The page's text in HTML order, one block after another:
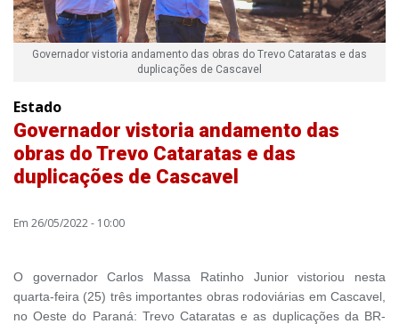
Governador vistoria andamento das obras do Trevo Cataratas e das
duplicações de Cascavel
Estado
Governador vistoria andamento das
obras do Trevo Cataratas e das
duplicações de Cascavel
Em 26/05/2022 - 10:00
O governador Carlos Massa Ratinho Junior vistoriou nesta
quarta-feira (25) três importantes obras rodoviárias em Cascavel,
no Oeste do Paraná: Trevo Cataratas e as duplicações da BR-